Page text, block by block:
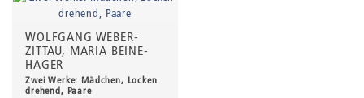
WOLFGANG WEBER-
ZITTAU, MARIA BEINE-
HAGER
Zwei Werke: Mädchen, Locken
drehend, Paare